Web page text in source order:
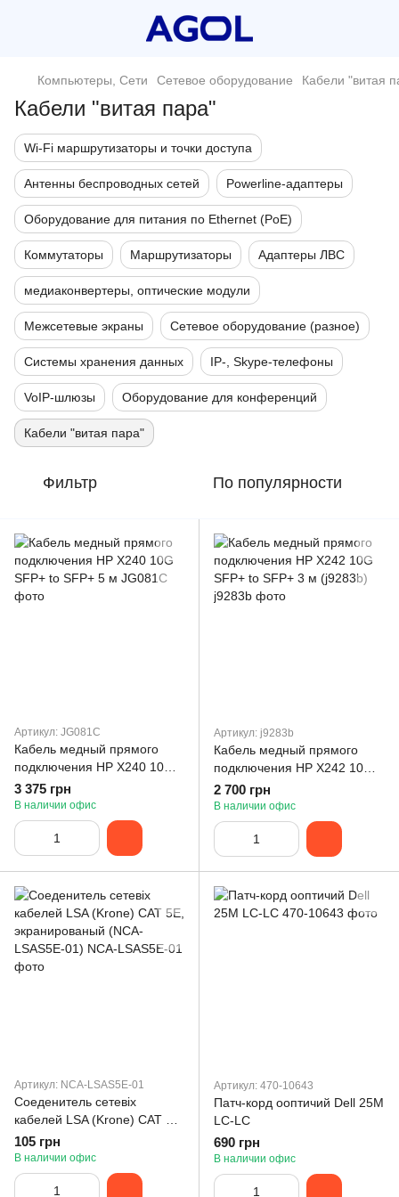
Компьютеры, Сети Сетевое оборудование Кабели "витая
Кабели "витая пара"
Wi-Fi маршрутизаторы и точки доступа
Антенны беспроводных сетей Powerline-адаптеры
Оборудование для питания по Ethernet (PoE)
Коммутаторы Маршрутизаторы Адаптеры ЛВС
медиаконвертеры, оптические модули
Межсетевые экраны Сетевое оборудование (разное)
Системы хранения данных IP-, Skype-телефоны
VoIP-шлюзы Оборудование для конференций
Кабели "витая пара"
Фильтр По популярности
Артикул: JG081C
Кабель медный прямого
подключения HP X240 10G
SFP+ to SFP+ 5 м
3 375 грн
В наличии офис
Артикул: j9283b
Кабель медный прямого
подключения HP X242 10G
SFP+ to SFP+ 3 м (j9283b)
2 700 грн
В наличии офис
Артикул: NCA-LSAS5E-01
Соеденитель сетевіх
кабелей LSA (Krone) CAT 5E,
экранированый (NCA-
LSAS5E-01)
105 грн
В наличии офис
Артикул: 470-10643
Патч-корд ооптичий Dell 25M
LC-LC
690 грн
В наличии офис